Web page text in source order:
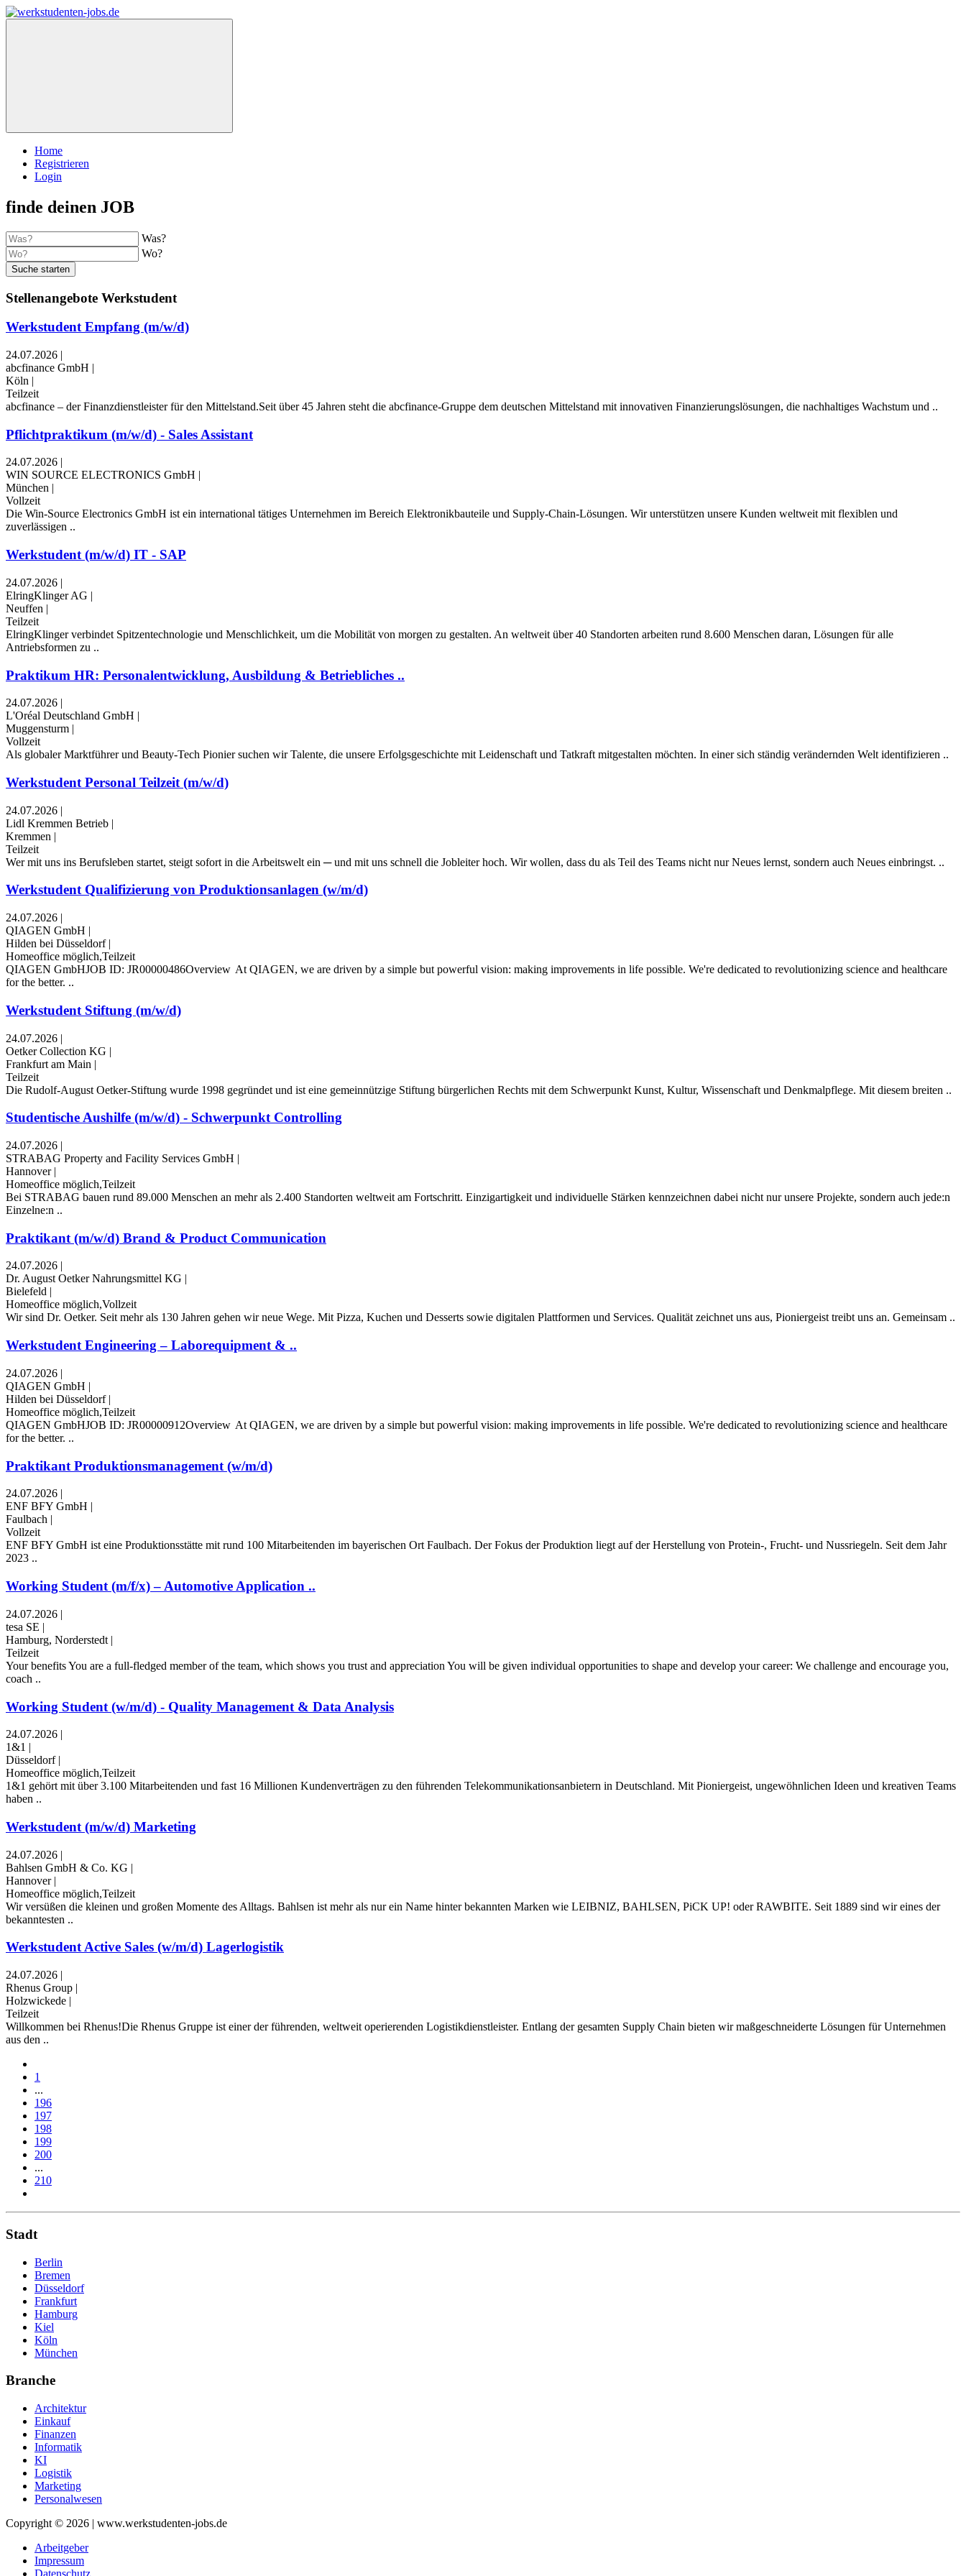
Home
Registrieren
Login
finde deinen JOB
Was?
Wo?
Suche starten
Stellenangebote Werkstudent
Werkstudent Empfang (m/w/d)
24.07.2026 |
abcfinance GmbH |
Köln |
Teilzeit
abcfinance – der Finanzdienstleister für den Mittelstand.Seit über 45 Jahren steht die abcfinance-Gruppe dem deutschen Mittelstand mit innovativen Finanzierungslösungen, die nachhaltiges Wachstum und ..
Pflichtpraktikum (m/w/d) - Sales Assistant
24.07.2026 |
WIN SOURCE ELECTRONICS GmbH |
München |
Vollzeit
Die Win-Source Electronics GmbH ist ein international tätiges Unternehmen im Bereich Elektronikbauteile und Supply-Chain-Lösungen. Wir unterstützen unsere Kunden weltweit mit flexiblen und
zuverlässigen ..
Werkstudent (m/w/d) IT - SAP
24.07.2026 |
ElringKlinger AG |
Neuffen |
Teilzeit
ElringKlinger verbindet Spitzentechnologie und Menschlichkeit, um die Mobilität von morgen zu gestalten. An weltweit über 40 Standorten arbeiten rund 8.600 Menschen daran, Lösungen für alle
Antriebsformen zu ..
Praktikum HR: Personalentwicklung, Ausbildung & Betriebliches ..
24.07.2026 |
L'Oréal Deutschland GmbH |
Muggensturm |
Vollzeit
Als globaler Marktführer und Beauty-Tech Pionier suchen wir Talente, die unsere Erfolgsgeschichte mit Leidenschaft und Tatkraft mitgestalten möchten. In einer sich ständig verändernden Welt identifizieren ..
Werkstudent Personal Teilzeit (m/w/d)
24.07.2026 |
Lidl Kremmen Betrieb |
Kremmen |
Teilzeit
Wer mit uns ins Berufsleben startet, steigt sofort in die Arbeitswelt ein ─ und mit uns schnell die Jobleiter hoch. Wir wollen, dass du als Teil des Teams nicht nur Neues lernst, sondern auch Neues einbringst. ..
Werkstudent Qualifizierung von Produktionsanlagen (w/m/d)
24.07.2026 |
QIAGEN GmbH |
Hilden bei Düsseldorf |
Homeoffice möglich,Teilzeit
QIAGEN GmbHJOB ID: JR00000486Overview At QIAGEN, we are driven by a simple but powerful vision: making improvements in life possible. We're dedicated to revolutionizing science and healthcare
for the better. ..
Werkstudent Stiftung (m/w/d)
24.07.2026 |
Oetker Collection KG |
Frankfurt am Main |
Teilzeit
Die Rudolf-August Oetker-Stiftung wurde 1998 gegründet und ist eine gemeinnützige Stiftung bürgerlichen Rechts mit dem Schwerpunkt Kunst, Kultur, Wissenschaft und Denkmalpflege. Mit diesem breiten ..
Studentische Aushilfe (m/w/d) - Schwerpunkt Controlling
24.07.2026 |
STRABAG Property and Facility Services GmbH |
Hannover |
Homeoffice möglich,Teilzeit
Bei STRABAG bauen rund 89.000 Menschen an mehr als 2.400 Standorten weltweit am Fortschritt. Einzigartigkeit und individuelle Stärken kennzeichnen dabei nicht nur unsere Projekte, sondern auch jede:n
Einzelne:n ..
Praktikant (m/w/d) Brand & Product Communication
24.07.2026
Dr. August Oetker Nahrungsmittel KG
Bielefeld
Homeoffice möglich,Vollzeit
Wir sind Dr. Oetker. Seit mehr als 130 Jahren gehen wir neue Wege. Mit Pizza, Kuchen und Desserts sowie digitalen Plattformen und Services. Qualität zeichnet uns aus, Pioniergeist treibt uns an. Gemeinsam ..
Werkstudent Engineering – Laborequipment & ..
24.07.2026 |
QIAGEN GmbH |
Hilden bei Düsseldorf |
Homeoffice möglich,Teilzeit
QIAGEN GmbHJOB ID: JR00000912Overview At QIAGEN, we are driven by a simple but powerful vision: making improvements in life possible. We're dedicated to revolutionizing science and healthcare
for the better. ..
Praktikant Produktionsmanagement (w/m/d)
24.07.2026 |
ENF BFY GmbH |
Faulbach |
Vollzeit
ENF BFY GmbH ist eine Produktionsstätte mit rund 100 Mitarbeitenden im bayerischen Ort Faulbach. Der Fokus der Produktion liegt auf der Herstellung von Protein-, Frucht- und Nussriegeln. Seit dem Jahr
2023 ..
Working Student (m/f/x) – Automotive Application ..
24.07.2026 |
tesa SE |
Hamburg, Norderstedt |
Teilzeit
Your benefits You are a full-fledged member of the team, which shows you trust and appreciation You will be given individual opportunities to shape and develop your career: We challenge and encourage you,
coach ..
Working Student (w/m/d) - Quality Management & Data Analysis
24.07.2026 |
1&1 |
Düsseldorf |
Homeoffice möglich,Teilzeit
1&1 gehört mit über 3.100 Mitarbeitenden und fast 16 Millionen Kundenverträgen zu den führenden Telekommunikationsanbietern in Deutschland. Mit Pioniergeist, ungewöhnlichen Ideen und kreativen Teams
haben ..
Werkstudent (m/w/d) Marketing
24.07.2026 |
Bahlsen GmbH & Co. KG |
Hannover |
Homeoffice möglich,Teilzeit
Wir versüßen die kleinen und großen Momente des Alltags. Bahlsen ist mehr als nur ein Name hinter bekannten Marken wie LEIBNIZ, BAHLSEN, PiCK UP! oder RAWBITE. Seit 1889 sind wir eines der
bekanntesten ..
Werkstudent Active Sales (w/m/d) Lagerlogistik
24.07.2026 |
Rhenus Group |
Holzwickede |
Teilzeit
Willkommen bei Rhenus!Die Rhenus Gruppe ist einer der führenden, weltweit operierenden Logistikdienstleister. Entlang der gesamten Supply Chain bieten wir maßgeschneiderte Lösungen für Unternehmen
aus den ..
1
...
196
197
198
199
200
...
210
Stadt
Berlin
Bremen
Düsseldorf
Frankfurt
Hamburg
Kiel
Köln
München
Branche
Architektur
Einkauf
Finanzen
Informatik
KI
Logistik
Marketing
Personalwesen
Copyright © 2026 | www.werkstudenten-jobs.de
Arbeitgeber
Impressum
Datenschutz